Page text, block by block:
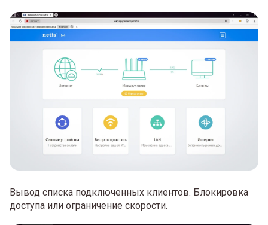
Вывод списка подключенных клиентов. Блокировка
доступа или ограничение скорости.